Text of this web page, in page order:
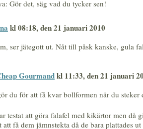
Gör det, säg vad du tycker sen!
kl 08:18, den 21 januari 2010
ser jätegott ut. Nåt till påsk kanske, gula
Gourmandkl 11:33, den 21 januari
du för att få kvar bollformen när du steker
testat att göra falafel med kikärtor men då
få dem jämnstekta då de bara plattades